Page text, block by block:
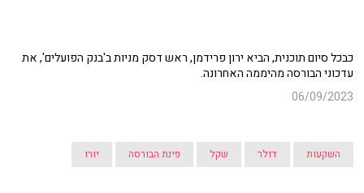
כבכל סיום תוכנית, הביא ירון פרידמן, ראש דסק מניות ב'בנק הפועלים', את
עדכוני הבורסה מהיממה האחרונה.
06/09/2023
השקעות דולר שקל פינת הבורסה יורו